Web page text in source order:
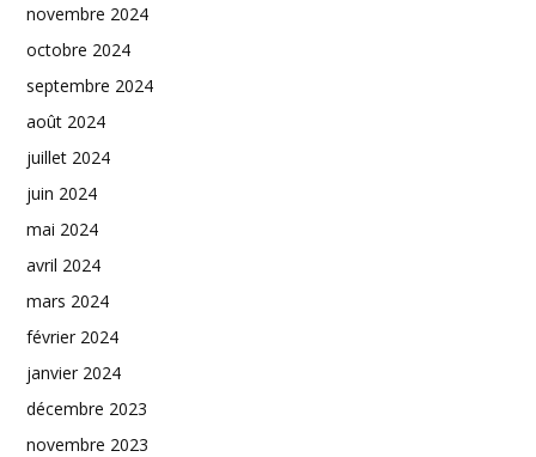
novembre 2024
octobre 2024
septembre 2024
août 2024
juillet 2024
juin 2024
mai 2024
avril 2024
mars 2024
février 2024
janvier 2024
décembre 2023
novembre 2023